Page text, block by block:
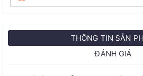
THÔNG TIN SẢN
ĐÁNH GIÁ